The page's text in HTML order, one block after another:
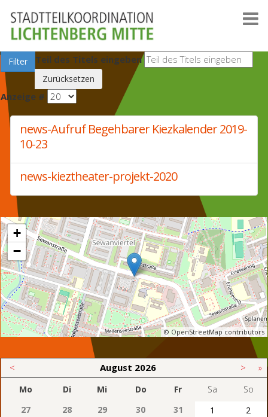
Teil des Titels eingeben
Filter
Zurücksetzen
Anzeige #
news-Aufruf Begehbarer Kiezkalender 2019-
10-23
news-kieztheater-projekt-2020
+
−
© OpenStreetMap contributors
< August 2026 > »
Mo Di Mi Do Fr Sa
So
27
28 29 30 31 1
2